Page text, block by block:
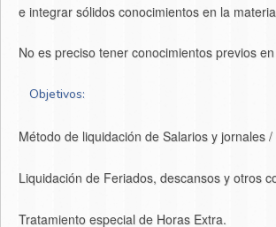
e integrar sólidos conocimientos en la
No es preciso tener conocimientos previos
Objetivos:
Método de liquidación de Salarios y jornales
Liquidación de Feriados, descansos y otros
Tratamiento especial de Horas Extra.